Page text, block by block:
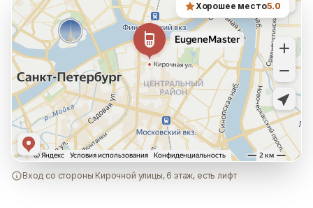
Хорошее место5.0
Вход со стороны Кирочной улицы, 6 этаж, есть лифт